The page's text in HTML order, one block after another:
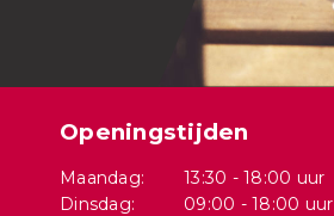
Openingstijden
Maandag:
13:30 - 18:00 uur
Dinsdag:
09:00 - 18:00 uur